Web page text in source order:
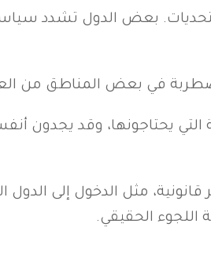
بعض الدول تشدد
في بعض المناطق من
يحتاجونها، وقد يجدون
مثل الدخول إلى الدول
الحقيقي.